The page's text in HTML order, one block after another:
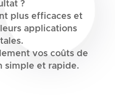
?
plus efficaces et
applications
vos coûts de
simple et rapide.